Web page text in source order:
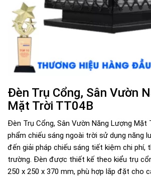
Đèn Trụ Cổng, Sân Vườn
Mặt Trời TT04B
Đèn Trụ Cổng, Sân Vườn Năng Lượng Mặt
phẩm chiếu sáng ngoài trời sử dụng năng
đến giải pháp chiếu sáng tiết kiệm chi phí,
trường. Đèn được thiết kế theo kiểu trụ
250 x 250 x 370 mm, phù hợp lắp đặt cho